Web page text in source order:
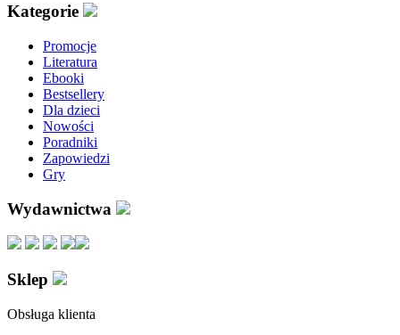
Kategorie
Promocje
Literatura
Ebooki
Bestsellery
Dla dzieci
Nowości
Poradniki
Zapowiedzi
Gry
Wydawnictwa
Sklep
Obsługa klienta